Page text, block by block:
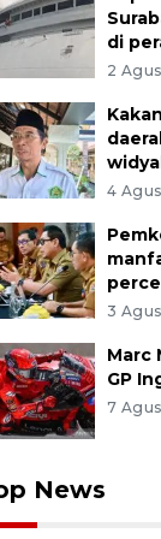
di
2
4
3
Marc
GP
7
News